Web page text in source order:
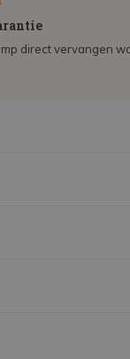
direct vervangen